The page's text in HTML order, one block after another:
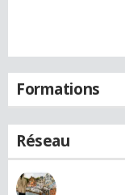
Formations
Réseau